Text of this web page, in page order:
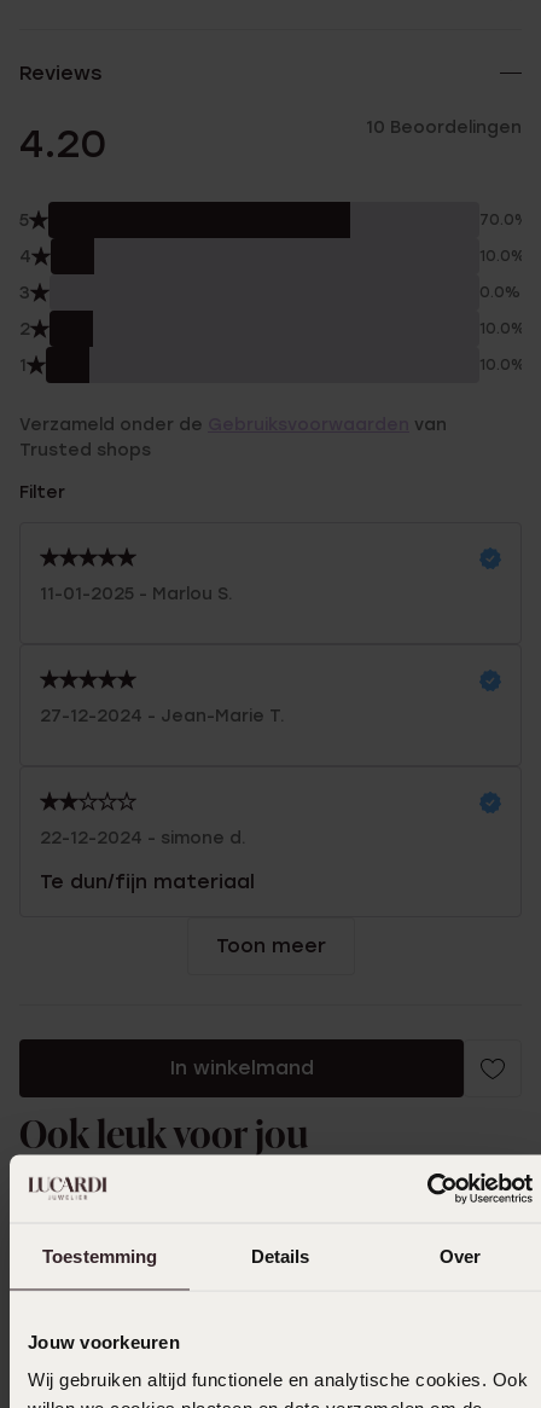
Toestemming Details Over
Jouw voorkeuren
Wij gebruiken altijd functionele en analytische cookies. Ook
Reviews
4.20 10 Beoordelingen
5 70.0%
4 10.0%
3 0.0%
2 10.0%
1 10.0%
Verzameld onder de
van
Trusted shops
Filter
11-01-2025 - Marlou S.
27-12-2024 - Jean-Marie T.
22-12-2024 - simone d.
Te dun/fijn materiaal
Toon meer
In winkelmand
Ook leuk voor jou